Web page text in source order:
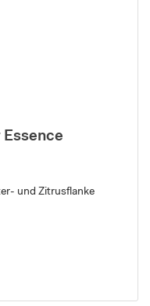
und Zitrusflanke